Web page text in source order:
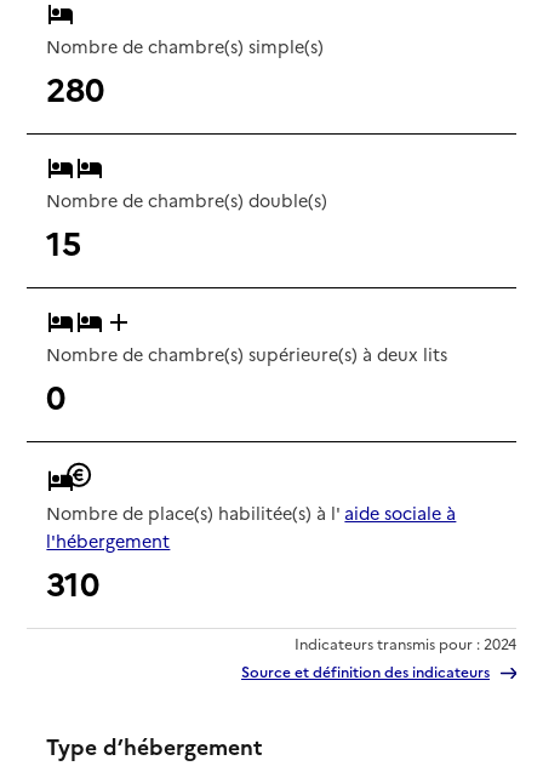
Nombre de chambre(s) simple(s)
280
Nombre de chambre(s) double(s)
15
Nombre de chambre(s) supérieure(s) à deux lits
0
Nombre de place(s) habilitée(s) à l' aide sociale à
l'hébergement
310
Indicateurs transmis pour : 2024
Source et définition des indicateurs
Type d’hébergement